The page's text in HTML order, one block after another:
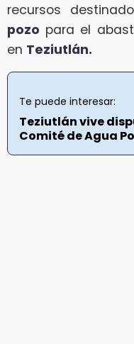
recursos
pozo para el
en Teziutlán.
Te puede interesar:
Teziutlán vive
Comité de Agua